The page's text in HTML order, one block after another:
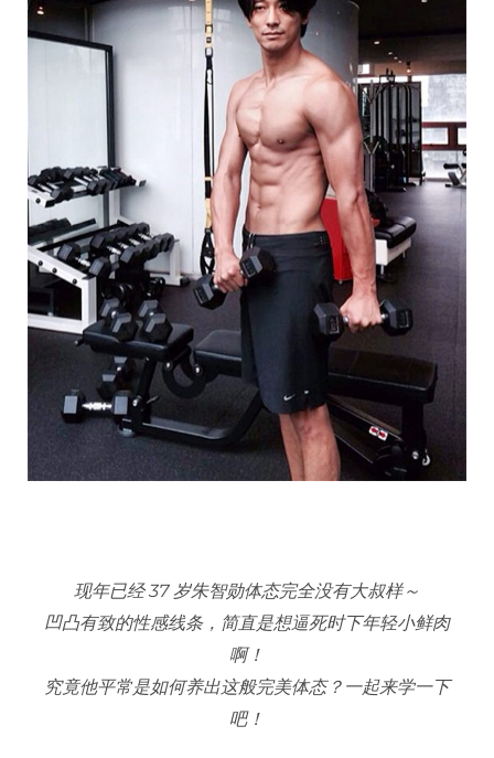
现年已经 37 岁朱智勋体态完全没有大叔样～
凹凸有致的性感线条，简直是想逼死时下年轻小鲜肉
啊！
究竟他平常是如何养出这般完美体态？一起来学一下
吧！